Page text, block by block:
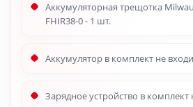
Аккумуляторная трещотка
FHIR38-0 - 1 шт.
Аккумулятор в комплект не
Зарядное устройство в комплект